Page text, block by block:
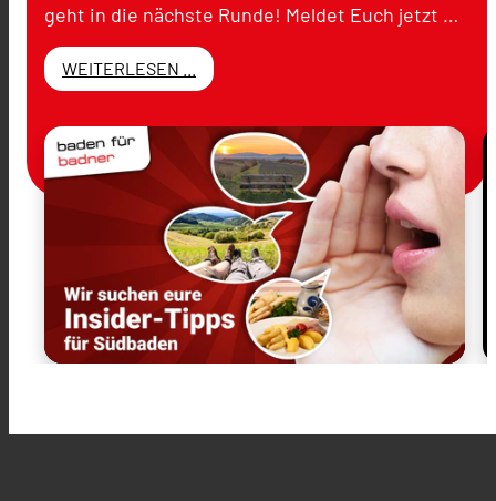
geht in die nächste Runde! Meldet Euch jetzt …
WEITERLESEN ...